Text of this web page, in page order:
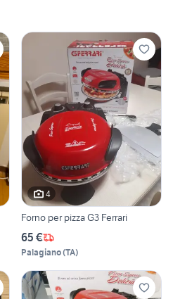
4
Forno per pizza G3 Ferrari
65 €
Palagiano(TA)